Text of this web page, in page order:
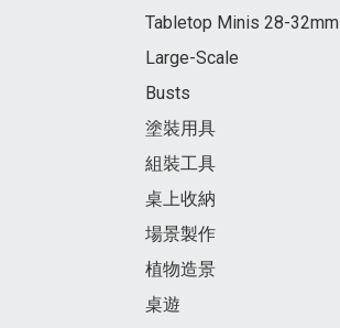
Tabletop Minis 28-32mm
Large-Scale
Busts
塗裝用具
組裝工具
桌上收納
場景製作
植物造景
桌遊